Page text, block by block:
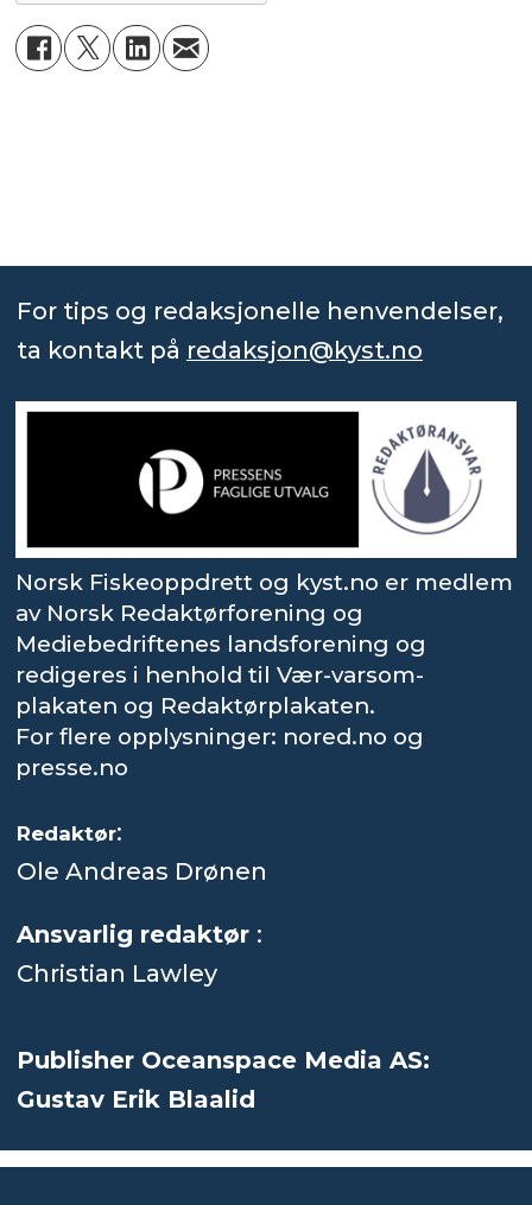
For tips og redaksjonelle henvendelser,
ta kontakt på redaksjon@kyst.no
Norsk Fiskeoppdrett og kyst.no er medlem
av Norsk Redaktørforening og
Mediebedriftenes landsforening og
redigeres i henhold til Vær-varsom-
plakaten og Redaktørplakaten.
For flere opplysninger: nored.no og
presse.no
Redaktør:
Ole Andreas Drønen
Ansvarlig redaktør :
Christian Lawley
Publisher Oceanspace Media AS:
Gustav Erik Blaalid